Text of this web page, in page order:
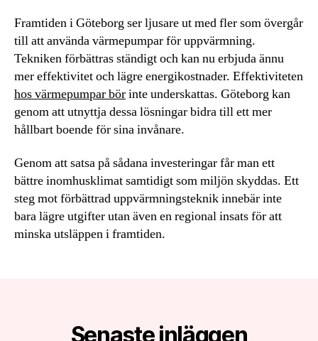
Framtiden i Göteborg ser ljusare ut med fler som övergår
till att använda värmepumpar för uppvärmning.
Tekniken förbättras ständigt och kan nu erbjuda ännu
mer effektivitet och lägre energikostnader. Effektiviteten
hos värmepumpar börinte underskattas. Göteborg kan
genom att utnyttja dessa lösningar bidra till ett mer
hållbart boende för sina invånare.
Genom att satsa på sådana investeringar får man ett
bättre inomhusklimat samtidigt som miljön skyddas. Ett
steg mot förbättrad uppvärmningsteknik innebär inte
bara lägre utgifter utan även en regional insats för att
minska utsläppen i framtiden.
Senaste inläggen